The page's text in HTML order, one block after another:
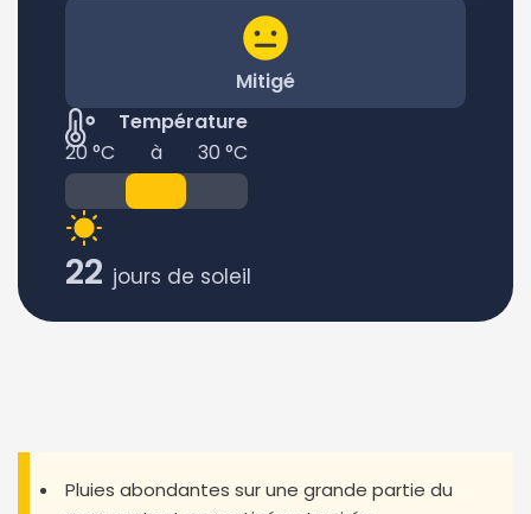
Mitigé
Température
20 °C
à 30 °C
22 jours de soleil
Pluies abondantes sur une grande partie du